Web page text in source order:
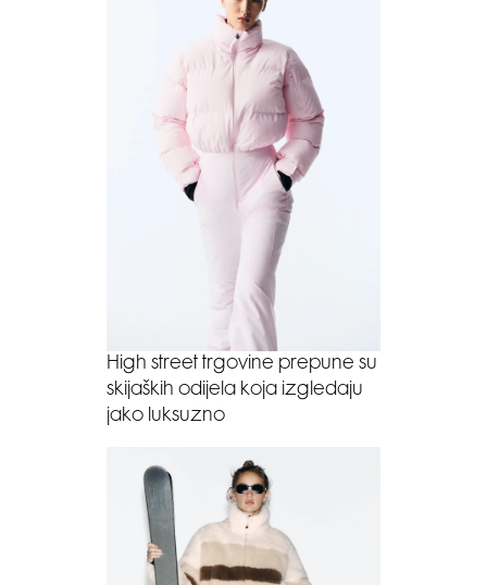
High street trgovine prepune su
skijaških odijela koja izgledaju
jako luksuzno